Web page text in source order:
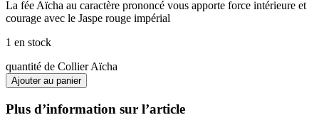
La fée Aïcha au caractère prononcé vous apporte force intérieure et
courage avec le Jaspe rouge impérial
1 en stock
quantité de Collier Aïcha
Ajouter au panier
Plus d’information sur l’article